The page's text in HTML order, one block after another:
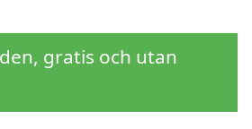
gratis och utan